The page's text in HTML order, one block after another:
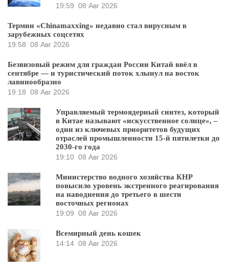
19:59 08 Авг 2026
Термин «Chinamaxxing» недавно стал вирусным в
зарубежных соцсетях
19:58 08 Авг 2026
Безвизовый режим для граждан России Китай ввёл в
сентябре — и туристический поток хлынул на восток
лавинообразно
19:18 08 Авг 2026
Управляемый термоядерный синтез, который
в Китае называют «искусственное солнце», –
один из ключевых приоритетов будущих
отраслей промышленности 15-й пятилетки до
2030-го года
19:10 08 Авг 2026
Министерство водного хозяйства КНР
повысило уровень экстренного реагирования
на наводнения до третьего в шести
восточных регионах
19:09 08 Авг 2026
Всемирный день кошек
14:14 08 Авг 2026